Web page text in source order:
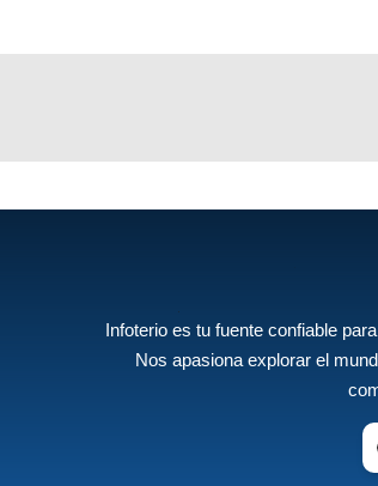
Infoterio es tu fuente confiable
Nos apasiona explorar el